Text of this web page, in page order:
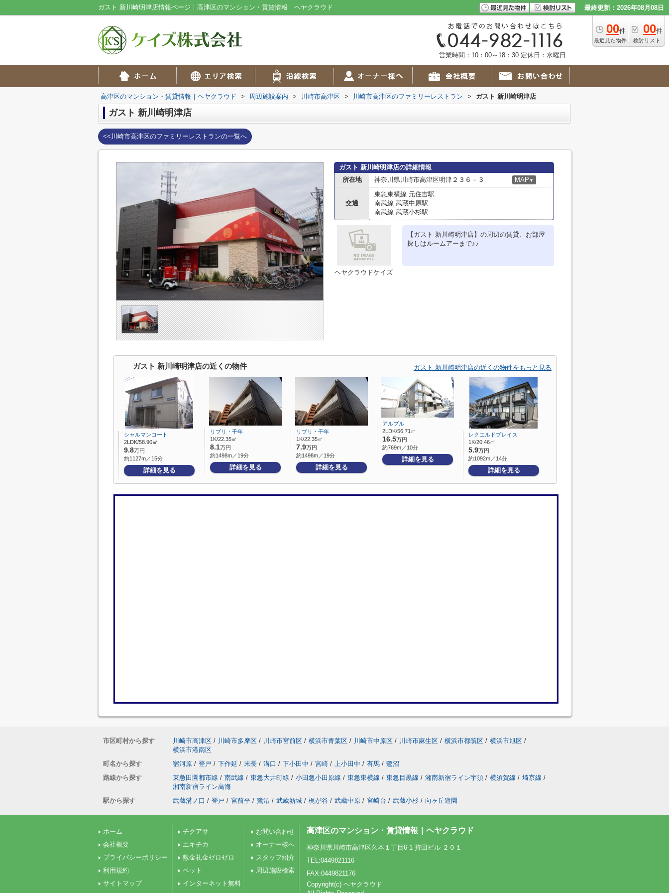
ガスト 新川崎明津店情報ページ｜高津区のマンション・賃貸情報｜ヘヤクラウド 最終更新：2026年08月08日
00件
最近見た物件
00件
検討リスト
営業時間：10：00～18：30 定休日：水曜日
高津区のマンション・賃貸情報｜ヘヤクラウド > 周辺施設案内 > 川崎市高津区 > 川崎市高津区のファミリーレストラン > ガスト 新川崎明津店
ガスト 新川崎明津店
<<川崎市高津区のファミリーレストランの一覧へ
ガスト 新川崎明津店の詳細情報
所在地
神奈川県川崎市高津区明津２３６－３ MAP ▼
交通
東急東横線 元住吉駅
南武線 武蔵中原駅
南武線 武蔵小杉駅
ヘヤクラウドケイズ
【ガスト 新川崎明津店】の周辺の賃貸、お部屋
探しはルームアーまで♪♪
ガスト 新川崎明津店の近くの物件 ガスト 新川崎明津店の近くの物件をもっと見る
シャルマンコート
2LDK/58.90㎡
9.8万円
約1127m／15分
詳細を見る
リブリ・千年
1K/22.35㎡
8.1万円
約1498m／19分
詳細を見る
リブリ・千年
1K/22.35㎡
7.9万円
約1498m／19分
詳細を見る
アルブル
2LDK/56.71㎡
16.5万円
約769m／10分
詳細を見る
レクエルドプレイス
1K/20.46㎡
5.9万円
約1092m／14分
詳細を見る
市区町村から探す 川崎市高津区 / 川崎市多摩区 / 川崎市宮前区 / 横浜市青葉区 / 川崎市中原区 / 川崎市麻生区 / 横浜市都筑区 / 横浜市旭区 /
横浜市港南区
町名から探す
宿河原 / 登戸 / 下作延 / 末長 / 溝口 / 下小田中 / 宮崎 / 上小田中 / 有馬 / 鷺沼
路線から探す
東急田園都市線 / 南武線 / 東急大井町線 / 小田急小田原線 / 東急東横線 / 東急目黒線 / 湘南新宿ライン宇須 / 横須賀線 / 埼京線 /
湘南新宿ライン高海
駅から探す
武蔵溝ノ口 / 登戸 / 宮前平 / 鷺沼 / 武蔵新城 / 梶が谷 / 武蔵中原 / 宮崎台 / 武蔵小杉 / 向ヶ丘遊園
ホーム
会社概要
プライバシーポリシー
利用規約
サイトマップ
チクアサ
エキチカ
敷金礼金ゼロゼロ
ペット
インターネット無料
お問い合わせ
オーナー様へ
スタッフ紹介
周辺施設検索
高津区のマンション・賃貸情報｜ヘヤクラウド
神奈川県川崎市高津区久本１丁目6-1 持田ビル ２０１
TEL:0449821116
FAX:0449821176
Copyright(c) ヘヤクラウド